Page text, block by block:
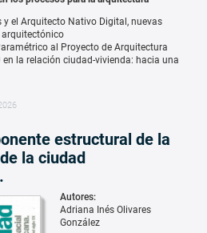
y el Arquitecto Nativo Digital, nuevas
al Proyecto de Arquitectura
en la relación ciudad-vivienda: hacia una
estructural de la
la ciudad
Autores:
Adriana Inés Olivares
González